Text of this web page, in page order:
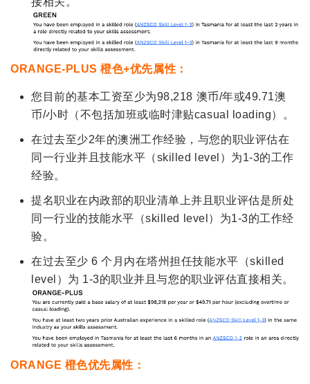
ORANGE-PLUS 橙色+优先属性：
您目前的基本工资至少为98,218 澳币/年或49.71澳
币/小时（不包括加班或临时津贴casual loading）。
在过去至少2年的澳洲工作经验，与您的职业评估在
同一行业并且技能水平（skilled level）为1-3的工作
经验。
提名职业在内政部的职业清单上并且职业评估是所处
同一行业的技能水平（skilled level）为1-3的工作经
验。
在过去至少 6 个月内在塔州担任技能水平（skilled
level）为 1-3的职业并且与您的职业评估直接相关。
ORANGE 橙色优先属性：